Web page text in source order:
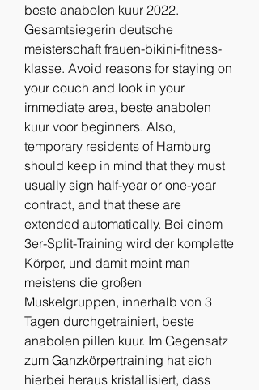
beste anabolen kuur 2022.
Gesamtsiegerin deutsche
meisterschaft frauen-bikini-fitness-
klasse. Avoid reasons for staying on
your couch and look in your
immediate area, beste anabolen
kuur voor beginners. Also,
temporary residents of Hamburg
should keep in mind that they must
usually sign half-year or one-year
contract, and that these are
extended automatically. Bei einem
3er-Split-Training wird der komplette
Körper, und damit meint man
meistens die großen
Muskelgruppen, innerhalb von 3
Tagen durchgetrainiert, beste
anabolen pillen kuur. Im Gegensatz
zum Ganzkörpertraining hat sich
hierbei heraus kristallisiert, dass